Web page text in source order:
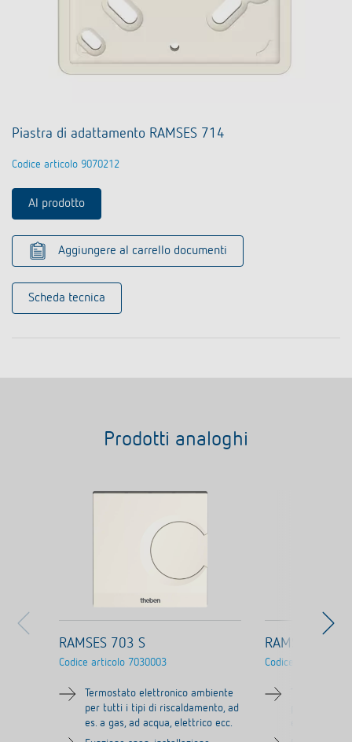
Piastra di adattamento RAMSES 714
Codice articolo 9070212
Al prodotto
Aggiungere al carrello documenti
Scheda tecnica
Prodotti analoghi
RAMSES 703 S
Codice articolo 7030003
Termostato elettronico ambiente
per tutti i tipi di riscaldamento, ad
es. a gas, ad acqua, elettrico ecc.
RAMSES 706 S
Codice articolo